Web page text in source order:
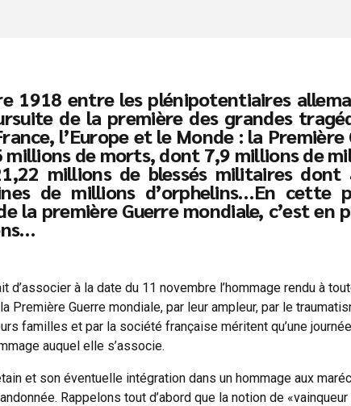
1918 entre les plénipotentiaires
de la première des grandes
l’Europe et le Monde : la Première
de morts, dont 7,9 millions de
millions de blessés militaires dont
de millions d’orphelins…En cette
la première Guerre mondiale, c’est en
d’associer à la date du 11 novembre l’hommage rendu à
Guerre mondiale, par leur ampleur, par le
familles et par la société française méritent qu’une journée
auquel elle s’associe.
et son éventuelle intégration dans un hommage aux
Rappelons tout d’abord que la notion de